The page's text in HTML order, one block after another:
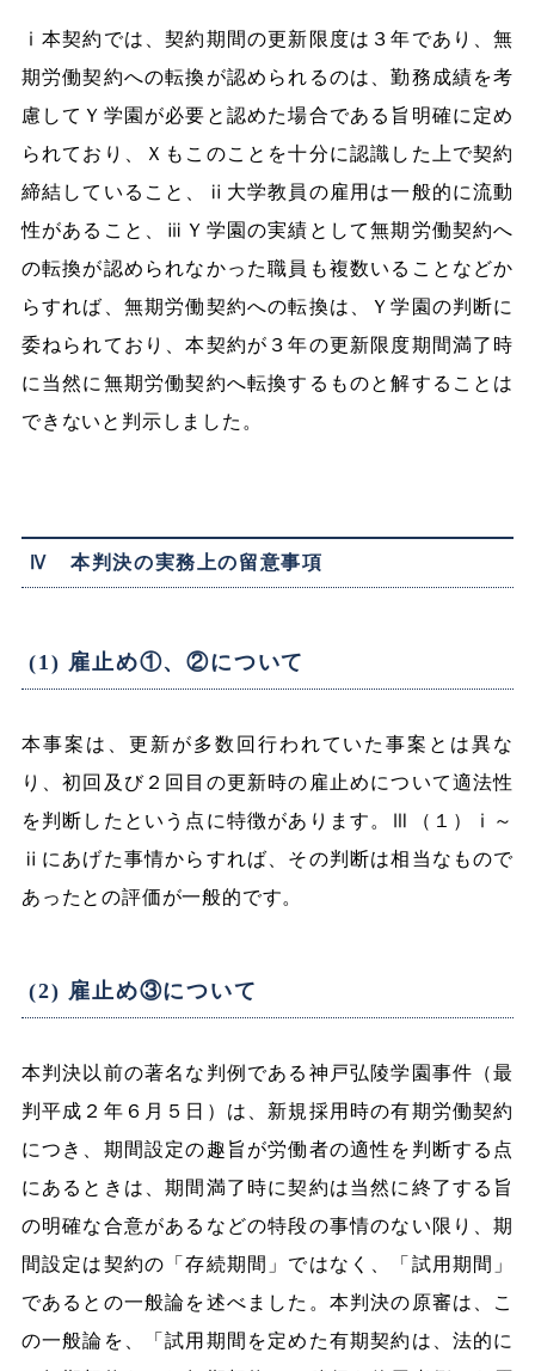
ⅰ本契約では、契約期間の更新限度は３年であり、無
期労働契約への転換が認められるのは、勤務成績を考
慮してＹ学園が必要と認めた場合である旨明確に定め
られており、Ｘもこのことを十分に認識した上で契約
締結していること、ⅱ大学教員の雇用は一般的に流動
性があること、ⅲＹ学園の実績として無期労働契約へ
の転換が認められなかった職員も複数いることなどか
らすれば、無期労働契約への転換は、Ｙ学園の判断に
委ねられており、本契約が３年の更新限度期間満了時
に当然に無期労働契約へ転換するものと解することは
できないと判示しました。
Ⅳ 本判決の実務上の留意事項
(1) 雇止め①、②について
本事案は、更新が多数回行われていた事案とは異な
り、初回及び２回目の更新時の雇止めについて適法性
を判断したという点に特徴があります。Ⅲ（１）ⅰ～
ⅱにあげた事情からすれば、その判断は相当なもので
あったとの評価が一般的です。
(2) 雇止め③について
本判決以前の著名な判例である神戸弘陵学園事件（最
判平成２年６月５日）は、新規採用時の有期労働契約
につき、期間設定の趣旨が労働者の適性を判断する点
にあるときは、期間満了時に契約は当然に終了する旨
の明確な合意があるなどの特段の事情のない限り、期
間設定は契約の「存続期間」ではなく、「試用期間」
であるとの一般論を述べました。本判決の原審は、こ
の一般論を、「試用期間を定めた有期契約は、法的に